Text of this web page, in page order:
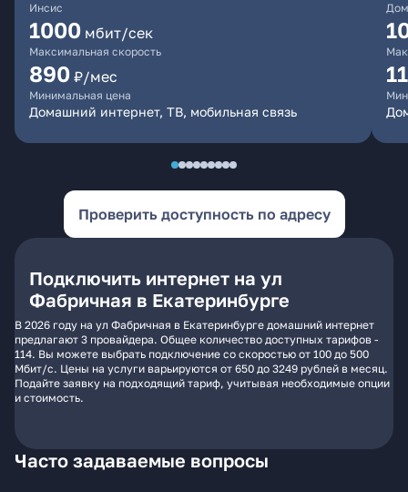
Инсис
1000 мбит/сек
Максимальная скорость
890 ₽/мес
Минимальная цена
Домашний интернет, ТВ, мобильная связь
Проверить доступность по адресу
Подключить интернет на ул
Фабричная в Екатеринбурге
В 2026 году на ул Фабричная в Екатеринбурге домашний интернет
предлагают 3 провайдера. Общее количество доступных тарифов -
114. Вы можете выбрать подключение со скоростью от 100 до 500
Мбит/с. Цены на услуги варьируются от 650 до 3249 рублей в месяц.
Подайте заявку на подходящий тариф, учитывая необходимые опции
и стоимость.
Часто задаваемые вопросы